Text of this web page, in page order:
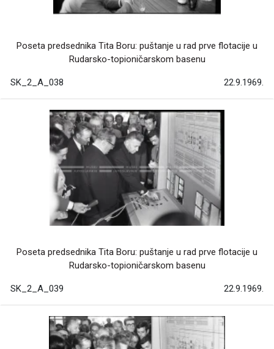
Poseta predsednika Tita Boru: puštanje u rad prve flotacije u
Rudarsko-topioničarskom basenu
SK_2_A_038 22.9.1969.
Poseta predsednika Tita Boru: puštanje u rad prve flotacije u
Rudarsko-topioničarskom basenu
SK_2_A_039 22.9.1969.